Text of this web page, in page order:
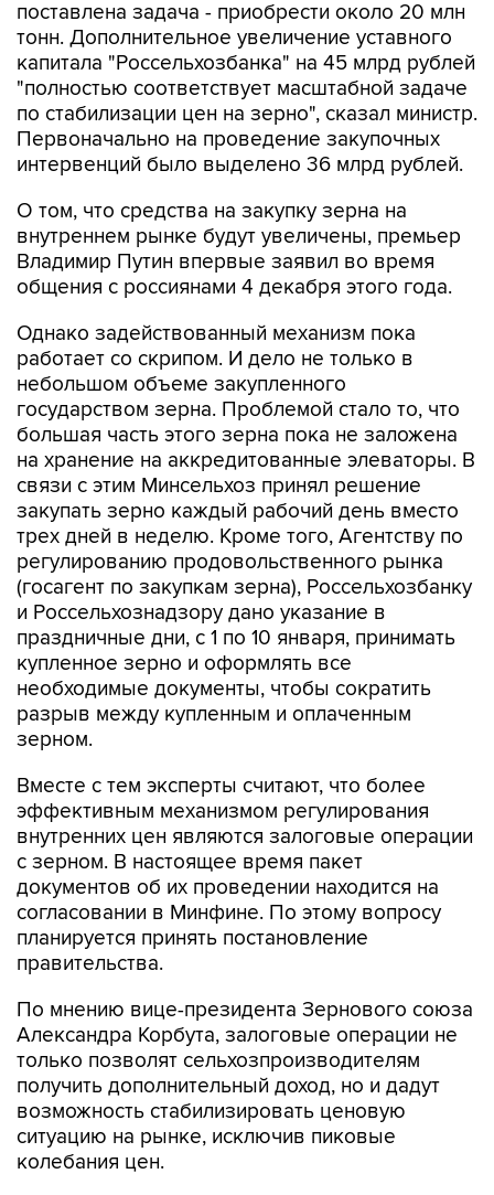
поставлена задача - приобрести около 20 млн
тонн. Дополнительное увеличение уставного
капитала "Россельхозбанка" на 45 млрд рублей
"полностью соответствует масштабной задаче
по стабилизации цен на зерно", сказал министр.
Первоначально на проведение закупочных
интервенций было выделено 36 млрд рублей.
О том, что средства на закупку зерна на
внутреннем рынке будут увеличены, премьер
Владимир Путин впервые заявил во время
общения с россиянами 4 декабря этого года.
Однако задействованный механизм пока
работает со скрипом. И дело не только в
небольшом объеме закупленного
государством зерна. Проблемой стало то, что
большая часть этого зерна пока не заложена
на хранение на аккредитованные элеваторы. В
связи с этим Минсельхоз принял решение
закупать зерно каждый рабочий день вместо
трех дней в неделю. Кроме того, Агентству по
регулированию продовольственного рынка
(госагент по закупкам зерна), Россельхозбанку
и Россельхознадзору дано указание в
праздничные дни, с 1 по 10 января, принимать
купленное зерно и оформлять все
необходимые документы, чтобы сократить
разрыв между купленным и оплаченным
зерном.
Вместе с тем эксперты считают, что более
эффективным механизмом регулирования
внутренних цен являются залоговые операции
с зерном. В настоящее время пакет
документов об их проведении находится на
согласовании в Минфине. По этому вопросу
планируется принять постановление
правительства.
По мнению вице-президента Зернового союза
Александра Корбута, залоговые операции не
только позволят сельхозпроизводителям
получить дополнительный доход, но и дадут
возможность стабилизировать ценовую
ситуацию на рынке, исключив пиковые
колебания цен.